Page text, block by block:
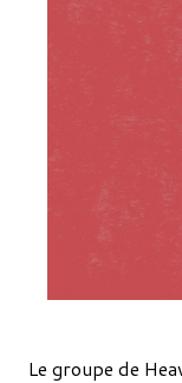
Le groupe de